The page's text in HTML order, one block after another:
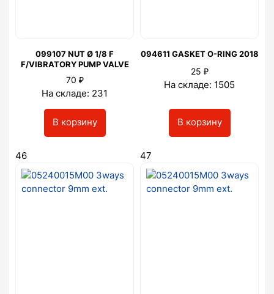
099107 NUT Ø 1/8 F
F/VIBRATORY PUMP VALVE
70 ₽
На складе: 231
В корзину
094611 GASKET O-RING 2018
25 ₽
На складе: 1505
В корзину
46 47